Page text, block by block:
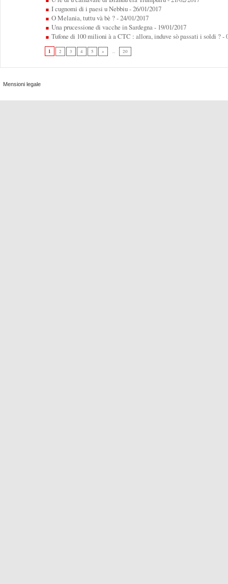
I cugnomi di i paesi u Nebbiu- 26/01/2017
O Melania, tuttu và bè ?- 24/01/2017
Una prucessione di vacche in Sardegna- 19/01/2017
Tufone di 100 milioni à a CTC : allora, induve sò passati i soldi ?-
1 2 3 4 5 » ... 20
Mensioni legale